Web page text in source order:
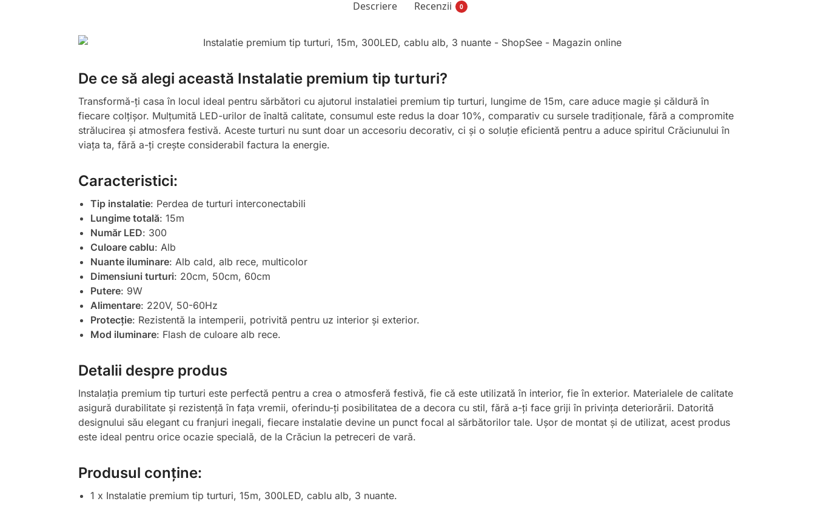
Descriere Recenzii 0
De ce să alegi această Instalatie premium tip turturi?
Transformă-ți casa în locul ideal pentru sărbători cu ajutorul instalatiei premium tip turturi, lungime de 15m, care aduce magie și căldură în
fiecare colțișor. Mulțumită LED-urilor de înaltă calitate, consumul este redus la doar 10%, comparativ cu sursele tradiționale, fără a compromite
strălucirea și atmosfera festivă. Aceste turturi nu sunt doar un accesoriu decorativ, ci și o soluție eficientă pentru a aduce spiritul Crăciunului în
viața ta, fără a-ți crește considerabil factura la energie.
Caracteristici:
Tip instalatie: Perdea de turturi interconectabili
Lungime totală: 15m
Număr LED: 300
Culoare cablu: Alb
Nuante iluminare: Alb cald, alb rece, multicolor
Dimensiuni turturi: 20cm, 50cm, 60cm
Putere: 9W
Alimentare: 220V, 50-60Hz
Protecție: Rezistentă la intemperii, potrivită pentru uz interior și exterior.
Mod iluminare: Flash de culoare alb rece.
Detalii despre produs
Instalația premium tip turturi este perfectă pentru a crea o atmosferă festivă, fie că este utilizată în interior, fie în exterior. Materialele de calitate
asigură durabilitate și rezistență în fața vremii, oferindu-ți posibilitatea de a decora cu stil, fără a-ți face griji în privința deteriorării. Datorită
designului său elegant cu franjuri inegali, fiecare instalatie devine un punct focal al sărbătorilor tale. Ușor de montat și de utilizat, acest produs
este ideal pentru orice ocazie specială, de la Crăciun la petreceri de vară.
Produsul conține:
1 x Instalatie premium tip turturi, 15m, 300LED, cablu alb, 3 nuante.